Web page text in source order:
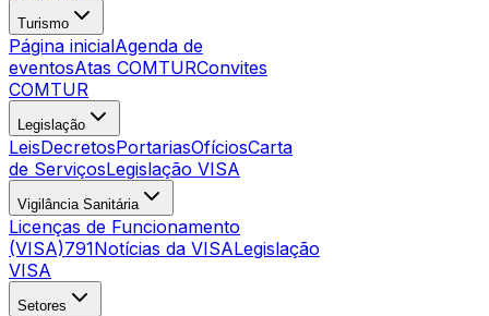
Turismo
Página inicialAgenda de
eventosAtas COMTURConvites
COMTUR
Legislação
LeisDecretosPortariasOfíciosCarta
de ServiçosLegislação VISA
Vigilância Sanitária
Licenças de Funcionamento
(VISA)791Notícias da VISALegislação
VISA
Setores